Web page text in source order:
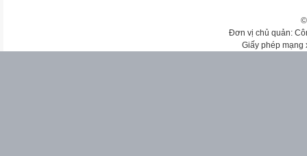
Đơn vị chủ quản:
Giấy phép mạng